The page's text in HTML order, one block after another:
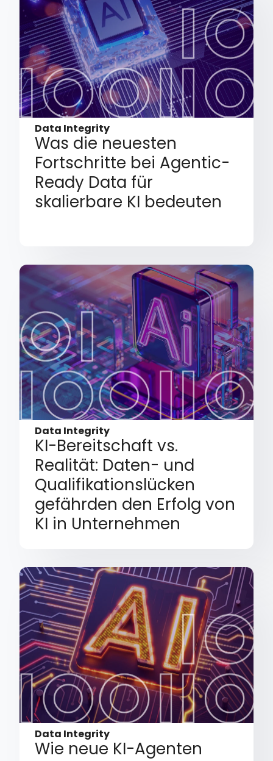
Data Integrity
Was die neuesten
Fortschritte bei Agentic-
Ready Data für
skalierbare KI bedeuten
Data Integrity
KI-Bereitschaft vs.
Realität: Daten- und
Qualifikationslücken
gefährden den Erfolg von
KI in Unternehmen
Data Integrity
Wie neue KI-Agenten